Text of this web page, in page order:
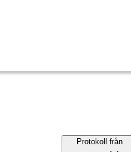
Protokoll från